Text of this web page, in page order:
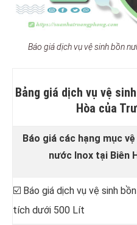
Báo giá dịch vụ vệ sinh bồn
Bảng giá dịch vụ vệ
Hòa của
Báo giá các hạng mục
nước Inox tại Biên
☑️ Báo giá dịch vụ vệ sinh
tích dưới 500 Lít